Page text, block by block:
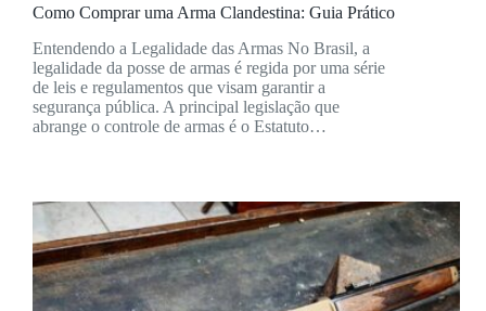
Como Comprar uma Arma Clandestina: Guia Prático
Entendendo a Legalidade das Armas No Brasil, a
legalidade da posse de armas é regida por uma série
de leis e regulamentos que visam garantir a
segurança pública. A principal legislação que
abrange o controle de armas é o Estatuto…